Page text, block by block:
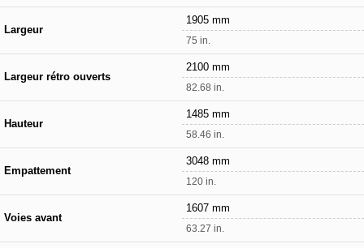
Largeur
1905 mm
75 in.
Largeur rétro ouverts
2100 mm
82.68 in.
Hauteur
1485 mm
58.46 in.
Empattement
3048 mm
120 in.
Voies avant
1607 mm
63.27 in.